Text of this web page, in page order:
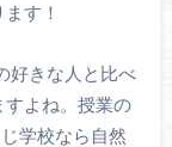
す！
好きな人と比べ
すよね。授業の
学校なら自然